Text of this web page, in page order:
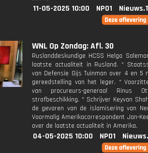
11-05-2025 10:00 NPO1
WNL Op Zondag: Afl. 30
Ruslanddeskundige HCSS Helga
laatste actualiteit in Rusland. *
van Defensie Gijs Tuinman over 4 en 5
gereedstelling van het leger. *
van procureurs-generaal Rinus
strafbeschikking. * Schrijver Keyvan
de gevaren van de islamisering van
Voormalig Amerikacorrespondent Jan-
over de laatste actualiteit in Amerika.
04-05-2025 10:00 NPO1